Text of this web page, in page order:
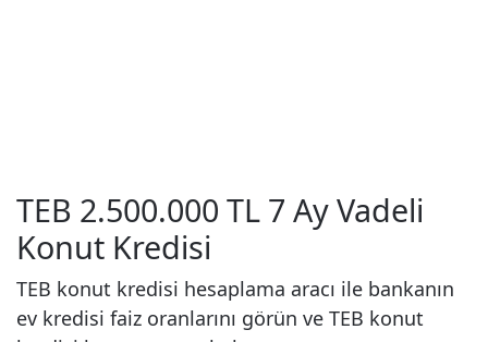
TEB 2.500.000 TL 7 Ay Vadeli
Konut Kredisi
TEB konut kredisi hesaplama aracı ile bankanın
ev kredisi faiz oranlarını görün ve TEB konut